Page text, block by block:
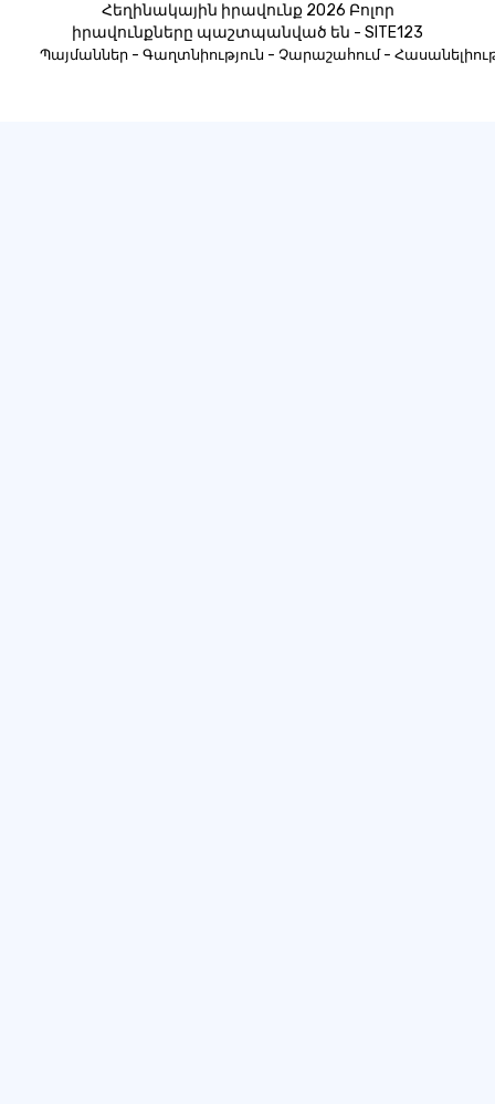
Հեղինակային իրավունք 2026 Բոլոր
իրավունքները պաշտպանված են - SITE123
Պայմաններ - Գաղտնիություն - Չարաշահում-